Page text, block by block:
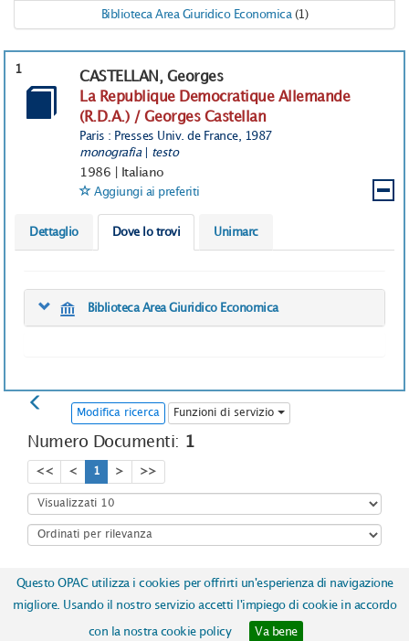
Questo OPAC utilizza i cookies per offrirti un'esperienza di navigazione
migliore. Usando il nostro servizio accetti l'impiego di cookie in accordo
con la nostra cookie policy Va bene
Biblioteca Area Giuridico Economica (1)
1
CASTELLAN, Georges
La Republique Democratique Allemande
(R.D.A.) / Georges Castellan
Paris : Presses Univ. de France, 1987
monografia| testo
1986 Italiano
Aggiungi ai preferiti
Dettaglio Dove lo trovi Unimarc
Biblioteca Area Giuridico Economica
Modifica ricerca Funzioni di servizio
Numero Documenti: 1
<< < 1 > >>
ICCU | Istituto Centrale per il Catalogo Unico
Realizzato da Almaviva S.p.A.